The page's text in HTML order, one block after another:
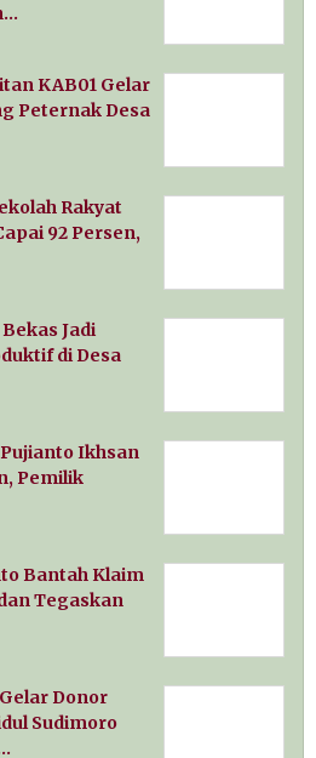
KAB01 Gelar
Peternak Desa
Rakyat
92 Persen,
Jadi
di Desa
Ikhsan
Pemilik
Bantah Klaim
Tegaskan
Donor
Sudimoro